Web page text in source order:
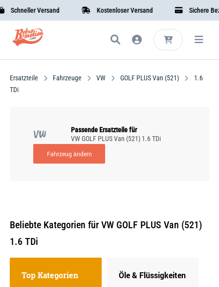
Schneller Versand Kostenloser Versand Sichere
Ersatzteile Fahrzeuge VW GOLF PLUS Van (521)
1.6
TDi
VW
Passende Ersatzteile für
VW GOLF PLUS Van (521) 1.6 TDi
Fahrzeug ändern
Beliebte Kategorien für VW GOLF PLUS Van (521)
1.6 TDi
Top Kategorien Öle & Flüssigkeiten